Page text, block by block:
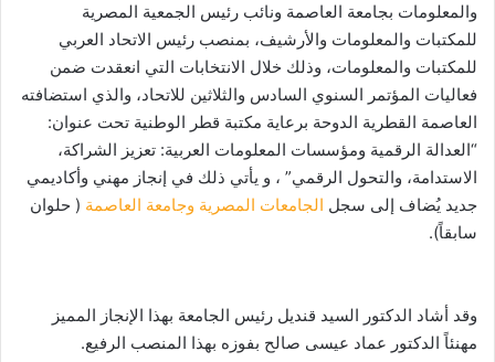
والمعلومات بجامعة العاصمة ونائب رئيس الجمعية المصرية
للمكتبات والمعلومات والأرشيف، بمنصب رئيس الاتحاد العربي
للمكتبات والمعلومات، وذلك خلال الانتخابات التي انعقدت ضمن
فعاليات المؤتمر السنوي السادس والثلاثين للاتحاد، والذي استضافته
العاصمة القطرية الدوحة برعاية مكتبة قطر الوطنية تحت عنوان:
“العدالة الرقمية ومؤسسات المعلومات العربية: تعزيز الشراكة،
الاستدامة، والتحول الرقمي” ، و يأتي ذلك في إنجاز مهني وأكاديمي
جديد يُضاف إلى سجل الجامعات المصرية وجامعة العاصمة ( حلوان
سابقاً).
وقد أشاد الدكتور السيد قنديل رئيس الجامعة بهذا الإنجاز المميز
مهنئاً الدكتور عماد عيسى صالح بفوزه بهذا المنصب الرفيع.